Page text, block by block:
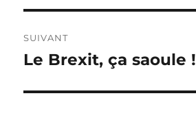
SUIVANT
Publication
Le Brexit, ça saoule !